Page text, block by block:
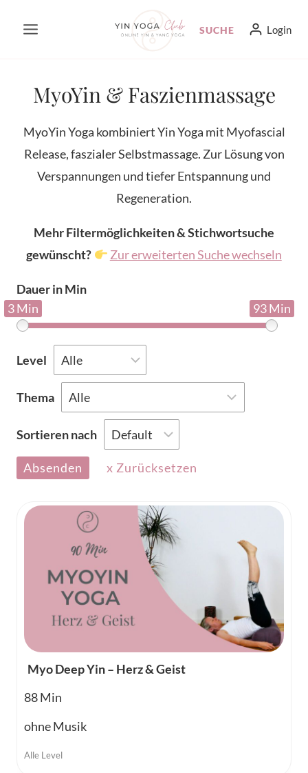
Inhalt
SUCHE Login
MyoYin & Faszienmassage
MyoYin Yoga kombiniert Yin Yoga mit Myofascial
Release, faszialer Selbstmassage. Zur Lösung von
Verspannungen und tiefer Entspannung und
Regeneration.
Mehr Filtermöglichkeiten & Stichwortsuche
gewünscht?
Zur erweiterten Suche wechseln
Dauer in Min
3 Min
93 Min
Level
Thema
Sortieren nach
Absenden x Zurücksetzen
Myo Deep Yin – Herz & Geist
88
ohne Musik
Alle Level